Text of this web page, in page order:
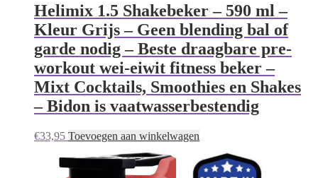
Helimix 1.5 Shakebeker – 590 ml –
Kleur Grijs – Geen blending bal of
garde nodig – Beste draagbare pre-
workout wei-eiwit fitness beker –
Mixt Cocktails, Smoothies en Shakes
– Bidon is vaatwasserbestendig
€33,95 Toevoegen aan winkelwagen